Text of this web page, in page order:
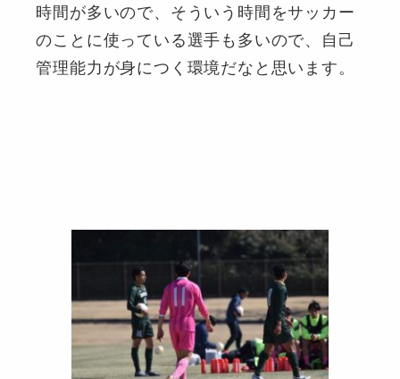
時間が多いので、そういう時間をサッカー
のことに使っている選手も多いので、自己
管理能力が身につく環境だなと思います。